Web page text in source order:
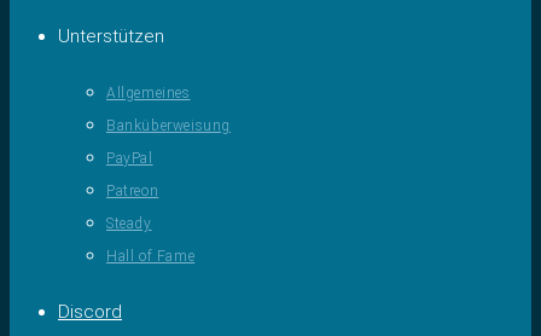
Unterstützen
Allgemeines
Banküberweisung
PayPal
Patreon
Steady
Hall of Fame
Discord